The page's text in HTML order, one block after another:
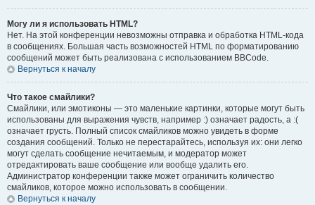
Могу ли я использовать HTML?
Нет. На этой конференции невозможны отправка и обработка HTML-кода
в сообщениях. Большая часть возможностей HTML по форматированию
сообщений может быть реализована с использованием BBCode.
Вернуться к началу
Что такое смайлики?
Смайлики, или эмотиконы — это маленькие картинки, которые могут быть
использованы для выражения чувств, например :) означает радость, а :(
означает грусть. Полный список смайликов можно увидеть в форме
создания сообщений. Только не перестарайтесь, используя их: они легко
могут сделать сообщение нечитаемым, и модератор может
отредактировать ваше сообщение или вообще удалить его.
Администратор конференции также может ограничить количество
смайликов, которое можно использовать в сообщении.
Вернуться к началу